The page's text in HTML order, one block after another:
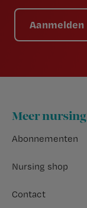
Aanmelden
Footer
Meer nursing
Abonnementen
Nursing shop
Contact